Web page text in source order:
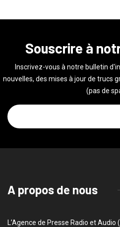
Souscrire à
Inscrivez-vous à notre bulletin
nouvelles, des mises à jour de trucs
(pas de
A propos de nous
L’Agence de Presse Radio et